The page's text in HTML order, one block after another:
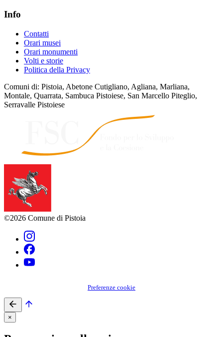
Info
Contatti
Orari musei
Orari monumenti
Volti e storie
Politica della Privacy
Comuni di: Pistoia, Abetone Cutigliano, Agliana, Marliana,
Montale, Quarrata, Sambuca Pistoiese, San Marcello Piteglio,
Serravalle Pistoiese
©2026 Comune di Pistoia
Preferenze cookie
×